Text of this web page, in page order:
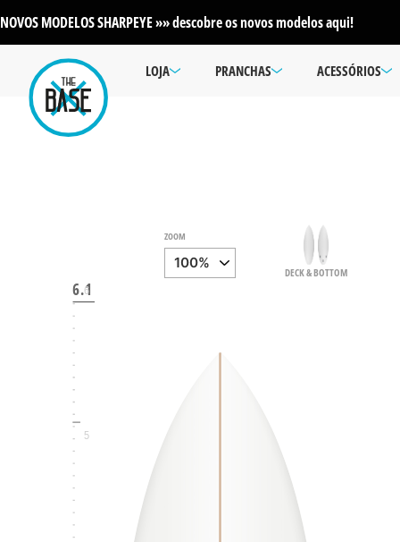
NOVOS MODELOS SHARPEYE »» descobre os novos modelos aqui!
LOJA PRANCHAS ACESSÓRIOS
ZOOM
DECK & BOTTOM
6.1
5
6